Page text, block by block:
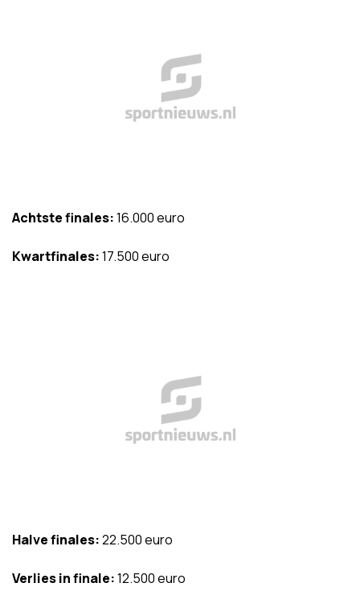
Achtste finales:16.000 euro
Kwartfinales:17.500 euro
Halve finales:22.500 euro
Verlies in finale:12.500 euro